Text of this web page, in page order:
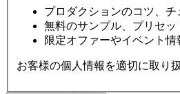
プロダクションのコツ、
無料のサンプル、プリセッ
限定オファーやイベント情
お客様の個人情報を適切に取り